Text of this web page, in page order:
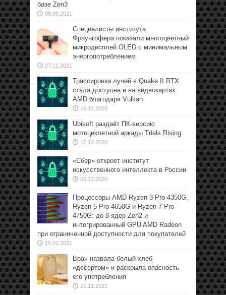
базе Zen3
08.09.2021
Специалисты института
Фраунгофера показали многоцветный
микродисплей OLED с минимальным
энергопотреблением
27.11.2021
Трассировка лучей в Quake II RTX
стала доступна и на видеокартах
AMD благодаря Vulkan
16.12.2020
Ubisoft раздаёт ПК-версию
мотоциклетной аркады Trials Rising
17.12.2020
«Сбер» откроет институт
искусственного интеллекта в России
03.12.2020
Процессоры AMD Ryzen 3 Pro 4350G,
Ryzen 5 Pro 4650G и Ryzen 7 Pro
4750G: до 8 ядер Zen2 и
интегрированный GPU AMD Radeon
при ограниченной доступности для покупателей
15.01.2021
Врач назвала белый хлеб
«десертом» и раскрыла опасность
его употребления
27.11.2021